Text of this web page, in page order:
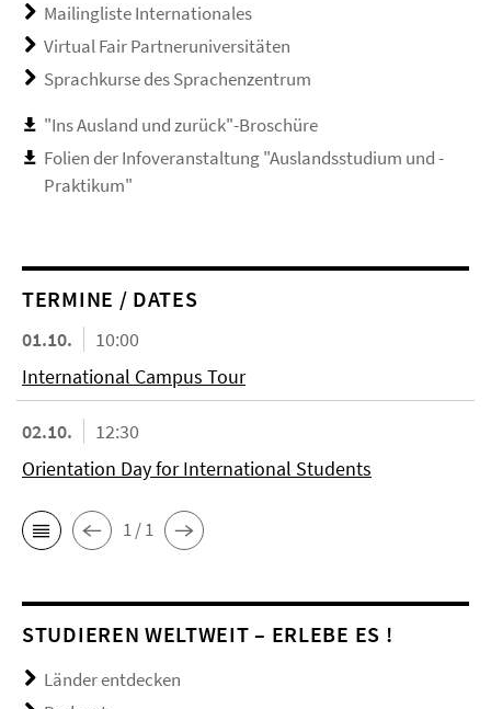
Mailingliste Internationales
Virtual Fair Partneruniversitäten
Sprachkurse des Sprachenzentrum
"Ins Ausland und zurück"-Broschüre
Folien der Infoveranstaltung "Auslandsstudium und -
Praktikum"
TERMINE / DATES
01.10.
10:00
International Campus Tour
02.10.
12:30
Orientation Day for International Students
1 / 1
STUDIEREN WELTWEIT – ERLEBE ES !
Länder entdecken